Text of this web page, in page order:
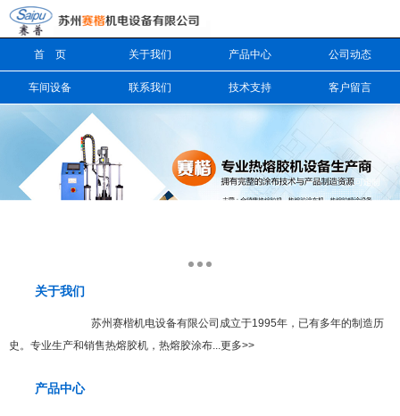
首 页 关于我们 产品中心 公司动态
车间设备 联系我们 技术支持 客户留言
关于我们
苏州赛楷机电设备有限公司成立于1995年，已有多年的制造历
史。专业生产和销售热熔胶机，热熔胶涂布...更多>>
产品中心
信息搜索
搜索